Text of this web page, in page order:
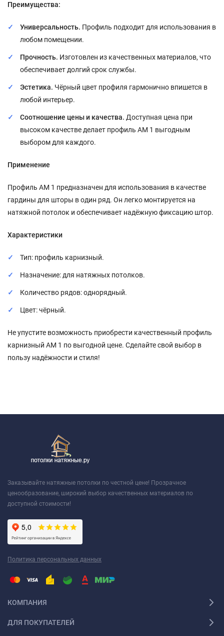
Преимущества:
Универсальность. Профиль подходит для использования в
любом помещении.
Прочность. Изготовлен из качественных материалов, что
обеспечивает долгий срок службы.
Эстетика. Чёрный цвет профиля гармонично впишется в
любой интерьер.
Соотношение цены и качества. Доступная цена при
высоком качестве делает профиль АМ 1 выгодным
выбором для каждого.
Применение
Профиль АМ 1 предназначен для использования в качестве
гардины для шторы в один ряд. Он легко монтируется на
натяжной потолок и обеспечивает надёжную фиксацию штор.
Характеристики
Тип: профиль карнизный.
Назначение: для натяжных потолков.
Количество рядов: однорядный.
Цвет: чёрный.
Не упустите возможность приобрести качественный профиль
карнизный АМ 1 по выгодной цене. Сделайте свой выбор в
пользу надёжности и стиля!
Заказывайте натяжные потолки по честной цене! Прозрачное
ценообразование, широкий выбор качественных материалов по
доступной стоимости!
Политика персональных данных
КОМПАНИЯ
ДЛЯ ПОКУПАТЕЛЕЙ